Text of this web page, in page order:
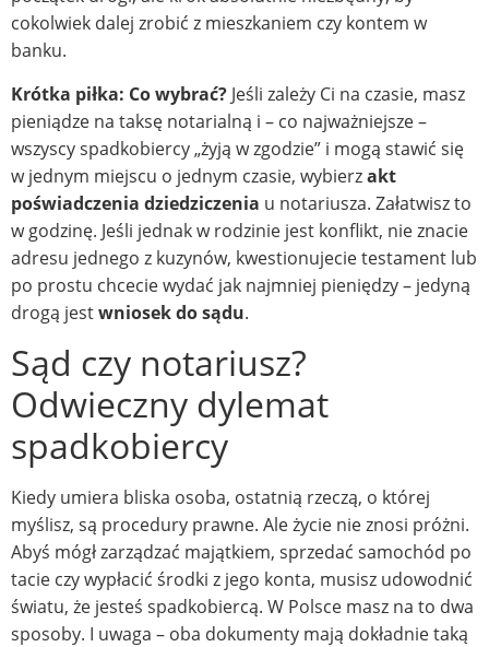
cokolwiek dalej zrobić z mieszkaniem czy kontem w
banku.
Krótka piłka: Co wybrać? Jeśli zależy Ci na czasie, masz
pieniądze na taksę notarialną i – co najważniejsze –
wszyscy spadkobiercy „żyją w zgodzie” i mogą stawić się
w jednym miejscu o jednym czasie, wybierzakt
poświadczenia dziedziczenia u notariusza. Załatwisz to
w godzinę. Jeśli jednak w rodzinie jest konflikt, nie znacie
adresu jednego z kuzynów, kwestionujecie testament lub
po prostu chcecie wydać jak najmniej pieniędzy – jedyną
drogą jestwniosek do sądu.
Sąd czy notariusz?
Odwieczny dylemat
spadkobiercy
Kiedy umiera bliska osoba, ostatnią rzeczą, o której
myślisz, są procedury prawne. Ale życie nie znosi próżni.
Abyś mógł zarządzać majątkiem, sprzedać samochód po
tacie czy wypłacić środki z jego konta, musisz udowodnić
światu, że jesteś spadkobiercą. W Polsce masz na to dwa
sposoby. I uwaga – oba dokumenty mają dokładnie taką